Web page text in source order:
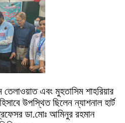
এবং মুহতাসিম শাহরিয়ার
উপস্থিত ছিলেন ন্যাশনাল হার্ট
ডা.মোঃ আমিনুর রহমান